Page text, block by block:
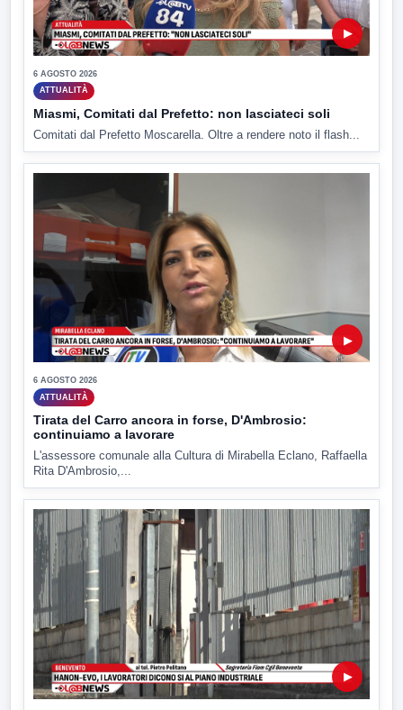
▶
6 AGOSTO 2026
ATTUALITÀ
Miasmi, Comitati dal Prefetto: non lasciateci soli
Comitati dal Prefetto Moscarella. Oltre a rendere noto il flash...
▶
6 AGOSTO 2026
ATTUALITÀ
Tirata del Carro ancora in forse, D'Ambrosio:
continuiamo a lavorare
L'assessore comunale alla Cultura di Mirabella Eclano, Raffaella
Rita D'Ambrosio,...
▶